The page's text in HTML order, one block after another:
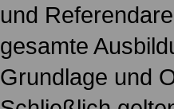
und
gesamte
Grundlage und